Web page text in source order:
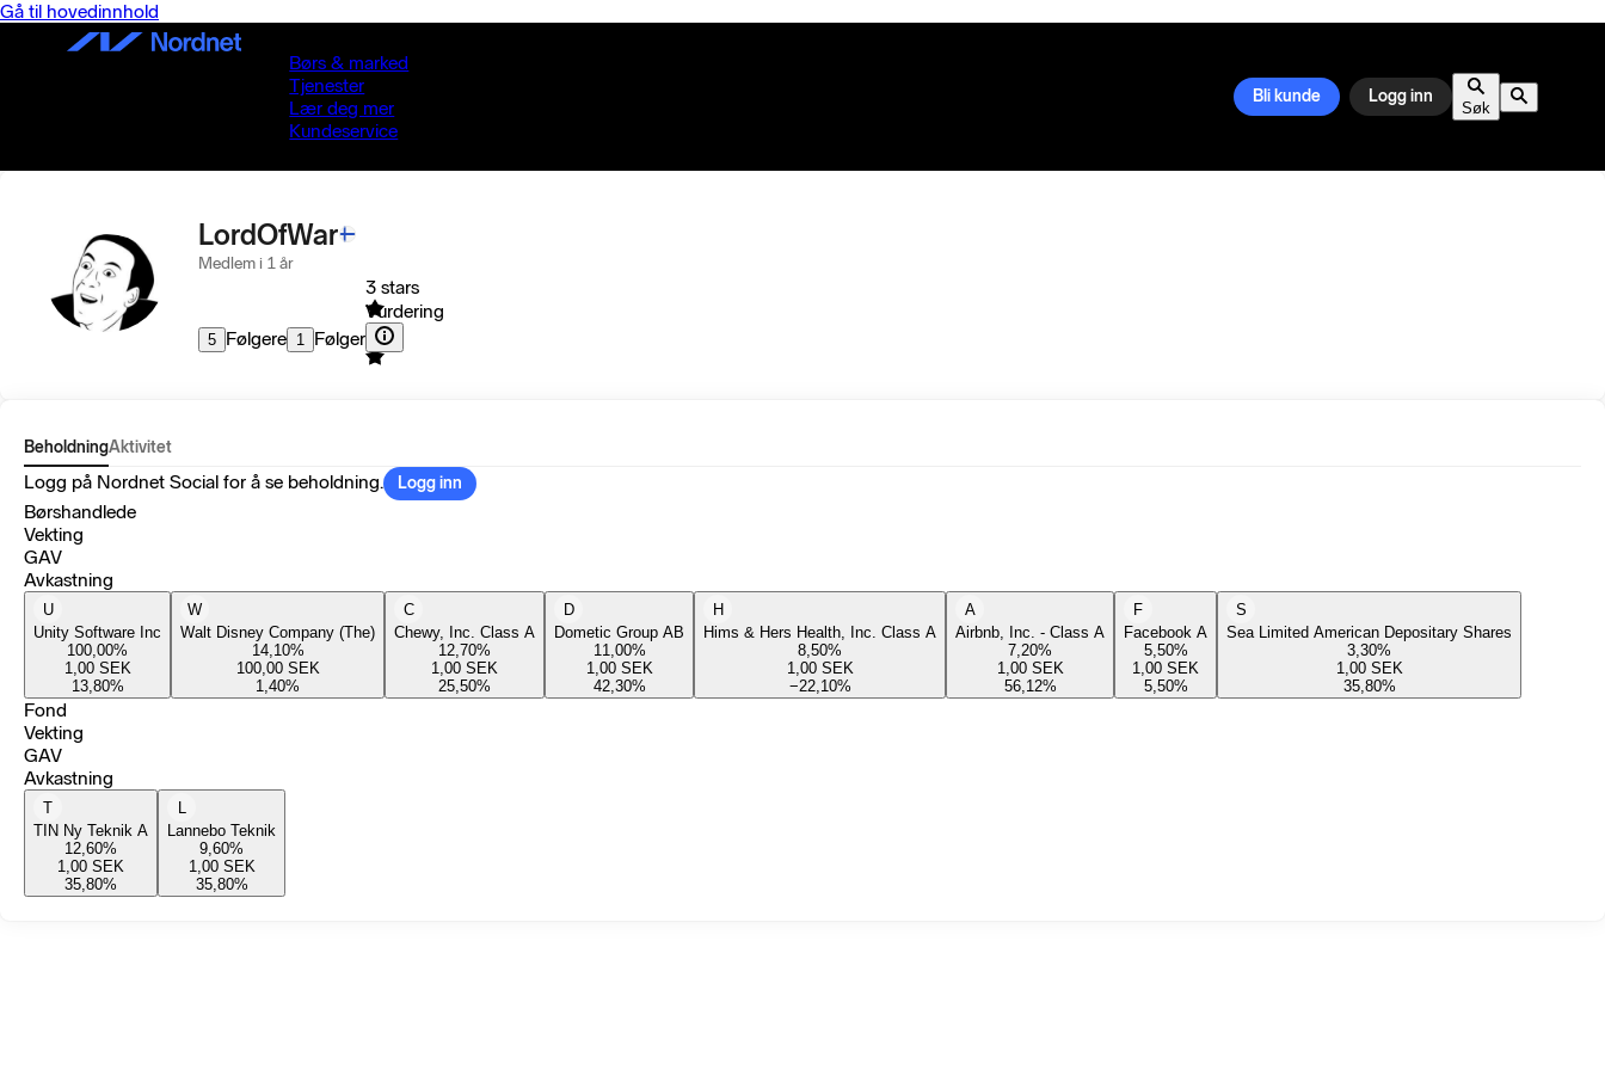
Gå til hovedinnhold
Børs & marked
Tjenester
Lær deg mer
Kundeservice
Bli kunde Logg inn
Søk
LordOfWar
Medlem i 1 år
5 Følgere 1 Følger
3 stars
Vurdering
BeholdningAktivitet
Logg på Nordnet Social for å se beholdning. Logg inn
Børshandlede
Vekting
GAV
Avkastning
U
Unity Software Inc
100,00%
1,00 SEK
13,80%
W
Walt Disney Company (The)
14,10%
100,00 SEK
1,40%
C
Chewy, Inc. Class A
12,70%
1,00 SEK
25,50%
D
Dometic Group AB
11,00%
1,00 SEK
42,30%
H
Hims & Hers Health, Inc. Class A
8,50%
1,00 SEK
−22,10%
A
Airbnb, Inc. - Class A
7,20%
1,00 SEK
56,12%
F
Facebook A
5,50%
1,00 SEK
5,50%
S
Sea Limited American Depositary Shares
3,30%
1,00 SEK
35,80%
Fond
Vekting
GAV
Avkastning
T
TIN Ny Teknik A
12,60%
1,00 SEK
35,80%
L
Lannebo Teknik
9,60%
1,00 SEK
35,80%